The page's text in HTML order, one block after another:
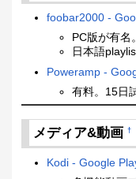
foobar2000 -
PC版が有名
日本語
Poweramp -
有料。15日
メディア&動画 †
Kodi - Google